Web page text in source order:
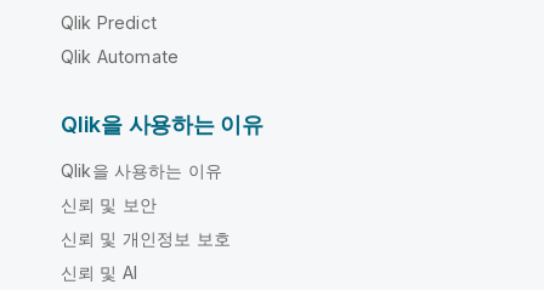
Qlik Predict
Qlik Automate
Qlik을 사용하는 이유
Qlik을 사용하는 이유
신뢰 및 보안
신뢰 및 개인정보 보호
신뢰 및 AI